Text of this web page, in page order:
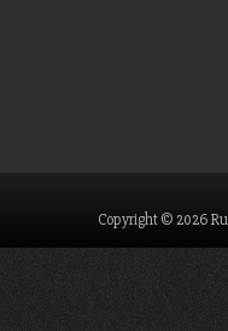
Copyright © 2026